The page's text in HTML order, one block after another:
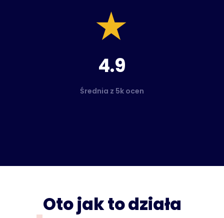
4.9
Średnia z 5k ocen
Oto jak to działa